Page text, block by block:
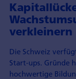
verkleinern
Die Schweiz
Start-ups. Gründe
hochwertige